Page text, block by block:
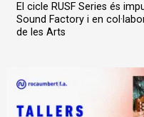
El cicle RUSF Series és
Sound Factory i en
de les Arts